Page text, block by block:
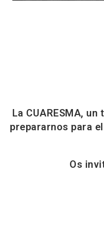
La CUARESMA,
prepararnos para
Os